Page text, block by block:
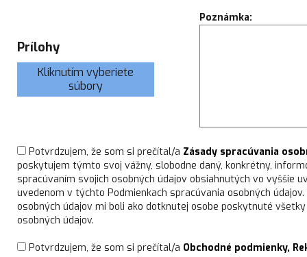
Prílohy
Kliknutím vyberiete
súbory
Poznámka:
Potvrdzujem, že som si prečítal/a Zásady spracúvania
poskytujem týmto svoj vážny, slobodne daný, konkrétny,
spracúvaním svojich osobných údajov obsiahnutých vo vyššie
uvedenom v týchto Podmienkach spracúvania osobných
osobných údajov mi boli ako dotknutej osobe poskytnuté
osobných údajov.
Potvrdzujem, že som si prečítal/a Obchodné podmienky,